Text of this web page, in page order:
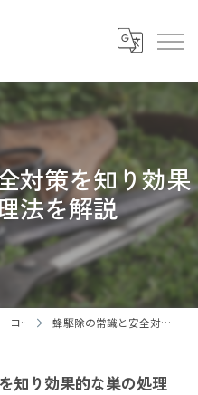
対策を知り効果
法を解説
コラム 蜂駆除の常識と安全対策を知り効果的な巣の処理法を解説
知り効果的な巣の処理